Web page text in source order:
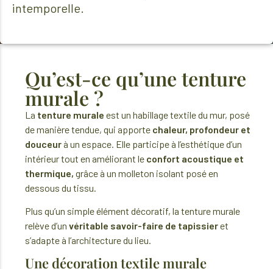
intemporelle.
Qu’est-ce qu’une tenture
murale ?
La tenture murale est un habillage textile du mur, posé
de manière tendue, qui apporte chaleur, profondeur et
douceurà un espace. Elle participe à l’esthétique d’un
intérieur tout en améliorant le confort acoustique et
thermique, grâce à un molleton isolant posé en
dessous du tissu.
Plus qu’un simple élément décoratif, la tenture murale
relève d’un véritable savoir-faire de tapissieret
s’adapte à l’architecture du lieu.
Une décoration textile murale